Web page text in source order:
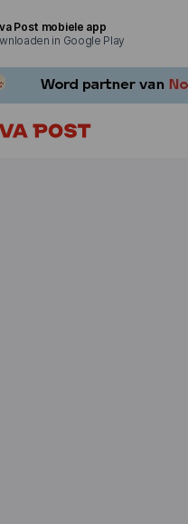
Post mobiele app
in Google Play